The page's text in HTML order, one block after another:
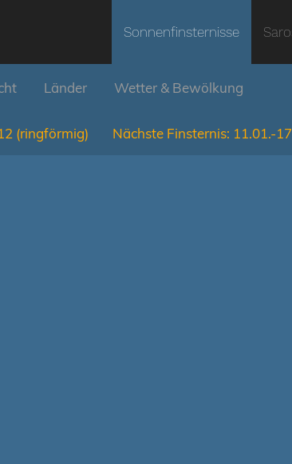
Sonnenfinsternisse
Länder Wetter & Bewölkung
(ringförmig) Nächste Finsternis: 11.01.-